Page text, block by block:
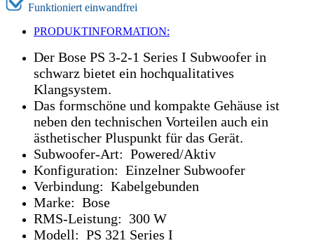
Funktioniert einwandfrei
PRODUKTINFORMATION:
Der Bose PS 3-2-1 Series I Subwoofer in
schwarz bietet ein hochqualitatives
Klangsystem.
Das formschöne und kompakte Gehäuse ist
neben den technischen Vorteilen auch ein
ästhetischer Pluspunkt für das Gerät.
Subwoofer-Art: Powered/Aktiv
Konfiguration: Einzelner Subwoofer
Verbindung: Kabelgebunden
Marke: Bose
RMS-Leistung: 300 W
Modell: PS 321 Series I